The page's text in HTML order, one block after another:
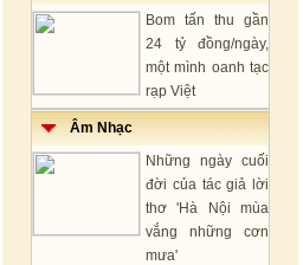
Bom tấn thu gần
24 tỷ đồng/ngày,
một mình oanh tạc
rạp Việt
Âm Nhạc
Những ngày cuối
đời của tác giả lời
thơ 'Hà Nội mùa
vắng những cơn
mưa'